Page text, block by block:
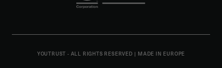
YOUTRUST - ALL RIGHTS RESERVED | MADE IN EUROPE